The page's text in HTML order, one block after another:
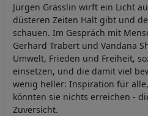
Jürgen Grässlin wirft ein Licht
düsteren Zeiten Halt gibt und
schauen. Im Gespräch mit
Gerhard Trabert und Vandana
Umwelt, Frieden und Freiheit,
einsetzen, und die damit viel
wenig heller: Inspiration für
könnten sie nichts erreichen -
Zuversicht.